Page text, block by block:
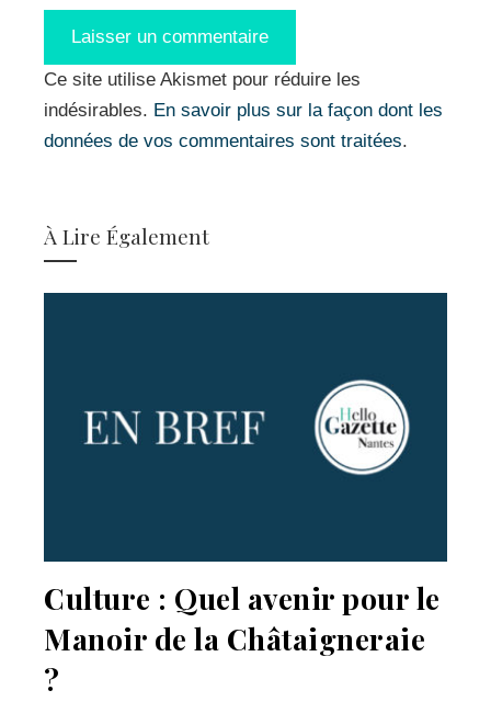
Ce site utilise Akismet pour réduire les
indésirables. En savoir plus sur la façon dont les
données de vos commentaires sont traitées.
À Lire Également
Culture : Quel avenir pour le
Manoir de la Châtaigneraie
?